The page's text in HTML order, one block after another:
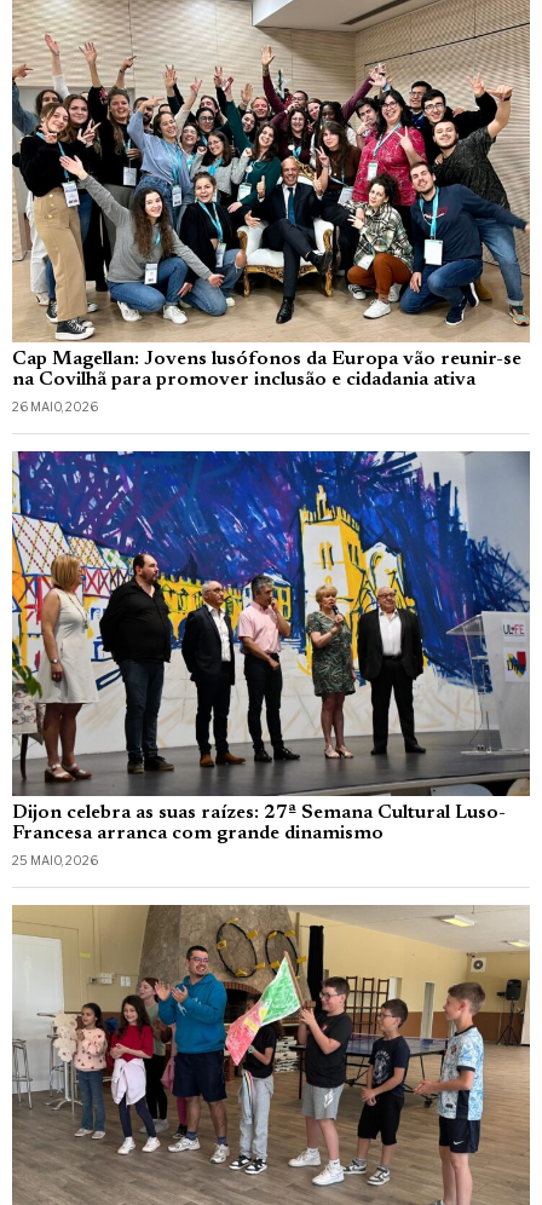
Cap Magellan: Jovens lusófonos da Europa vão reunir-se
na Covilhã para promover inclusão e cidadania ativa
26 MAIO, 2026
Dijon celebra as suas raízes: 27ª Semana Cultural Luso-
Francesa arranca com grande dinamismo
25 MAIO, 2026